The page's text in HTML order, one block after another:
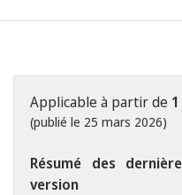
Applicable à partir de
(publié le 25 mars 2026)
Résumé des
version